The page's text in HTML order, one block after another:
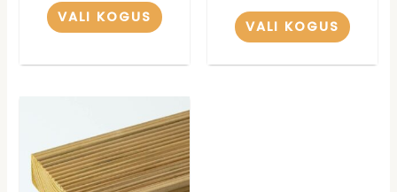
VALI KOGUS
VALI KOGUS